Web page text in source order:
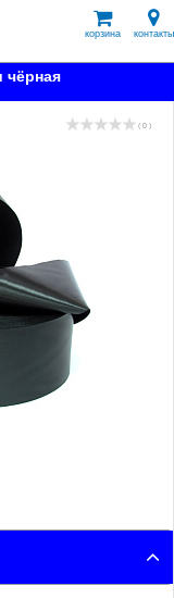
корзина контакты
чёрная
( 0 )